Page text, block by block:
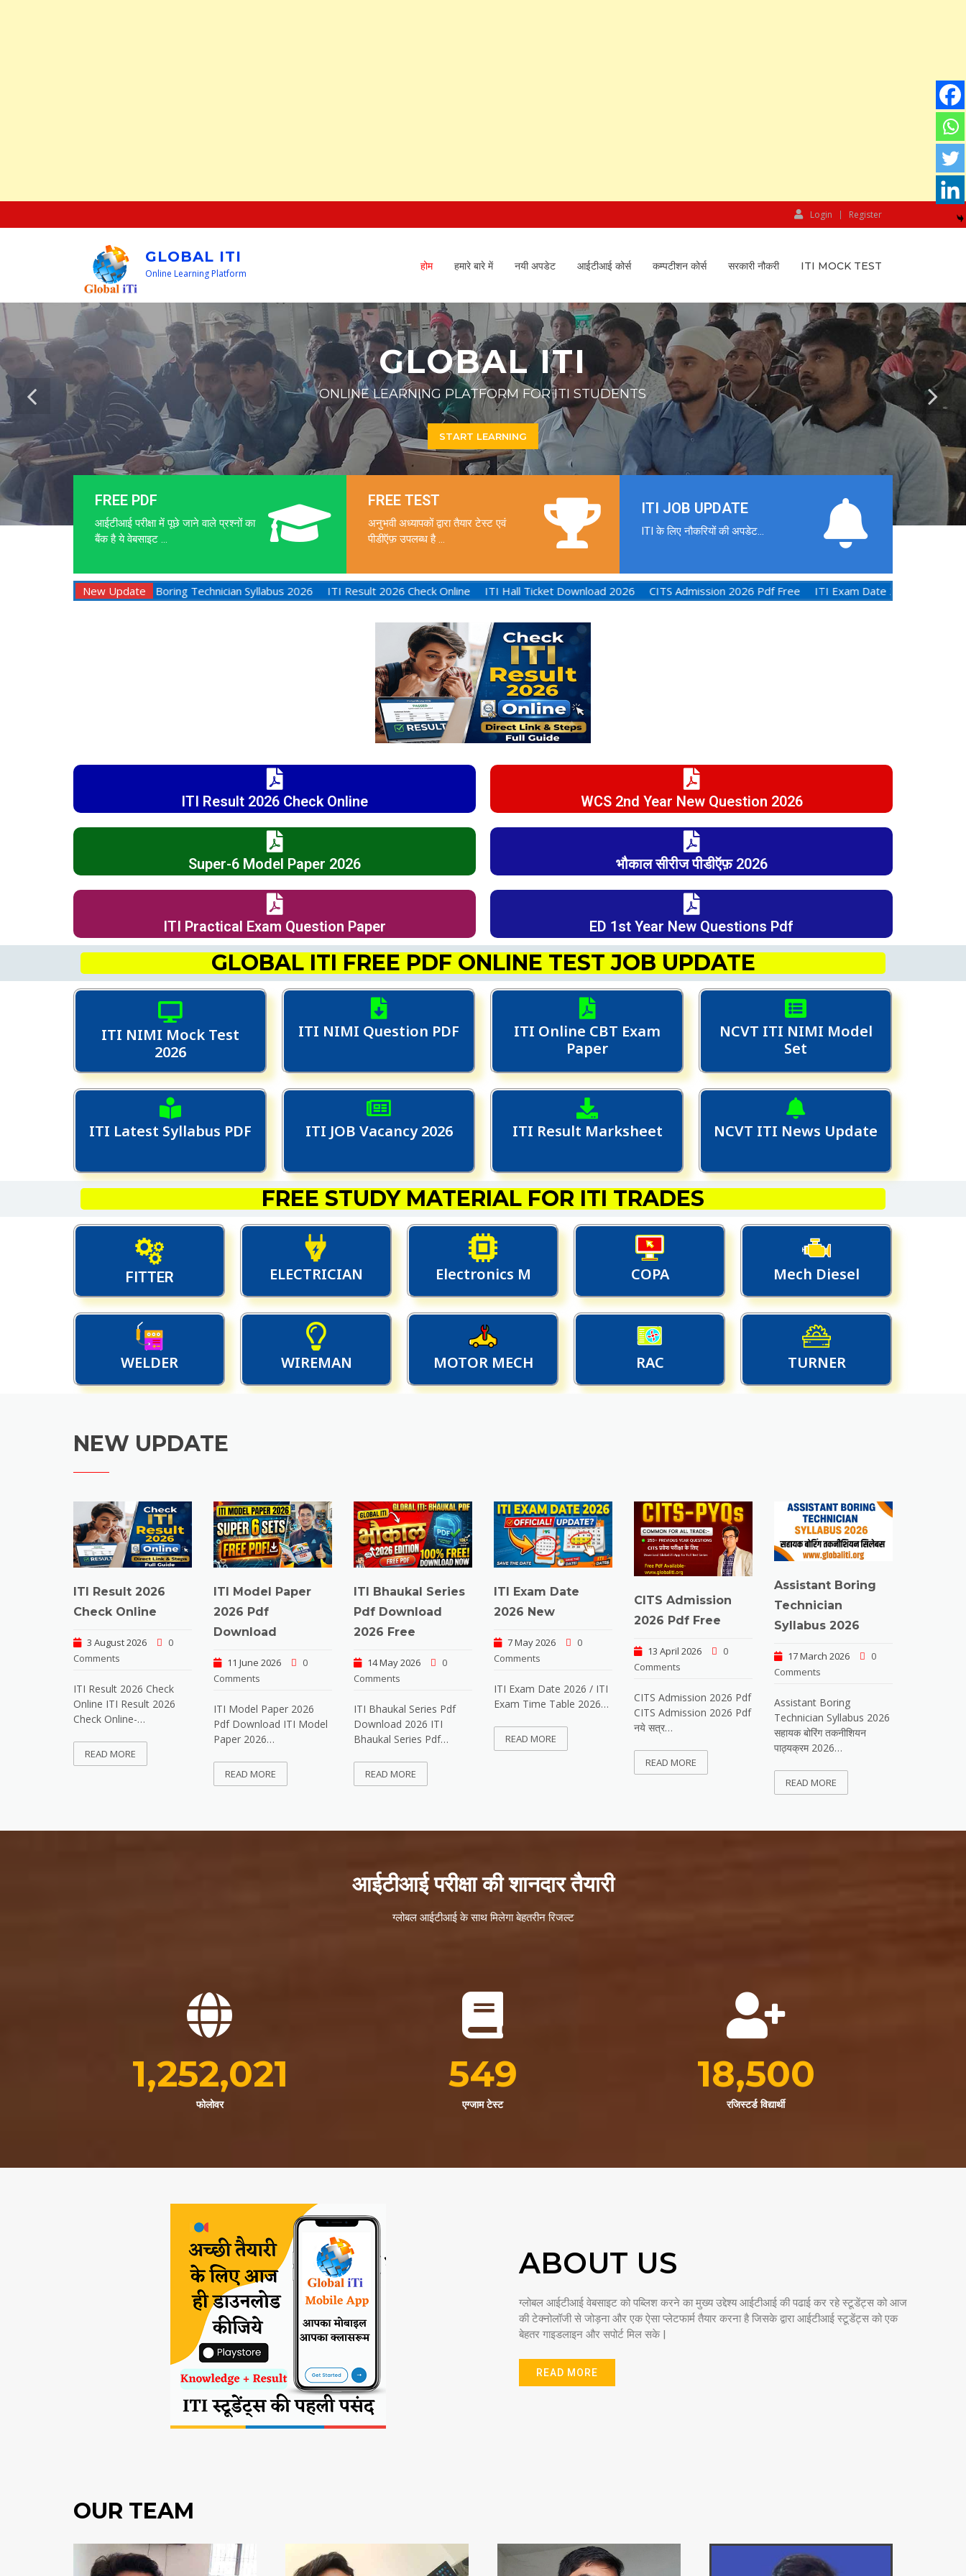
Login Register
GLOBAL ITI
Online Learning Platform
होम हमारे बारे में नयी अपडेट आईटीआई कोर्स कम्पटीशन कोर्स सरकारी नौकरी ITI MOCK TEST
GLOBAL ITI
ONLINE LEARNING PLATFORM FOR ITI STUDENTS
START LEARNING
FREE PDF
आईटीआई परीक्षा में पूछे जाने वाले प्रश्नों का
बैंक है ये वेबसाइट ...
FREE TEST
अनुभवी अध्यापकों द्वारा तैयार टेस्ट एवं
पीडीऍफ़ उपलब्ध है ...
ITI JOB UPDATE
ITI के लिए नौकरियों की अपडेट...
New Update
Exam Date 2026 New Assistant Boring Technician Syllabus 2026 ITI Result 2026 Check Online ITI Hall Ticket Download 2026 CITS Admission 2026 Pdf Free ITI Exam Date 2026
ITI Result 2026 Check Online WCS 2nd Year New Question 2026
Super-6 Model Paper 2026 भौकाल सीरीज पीडीऍफ़ 2026
ITI Practical Exam Question Paper ED 1st Year New Questions Pdf
GLOBAL ITI FREE PDF ONLINE TEST JOB UPDATE
ITI NIMI Mock Test
2026
ITI NIMI Question PDF
ITI Online CBT Exam
Paper
NCVT ITI NIMI Model
Set
ITI Latest Syllabus PDF ITI JOB Vacancy 2026 ITI Result Marksheet NCVT ITI News Update
FREE STUDY MATERIAL FOR ITI TRADES
FITTER ELECTRICIAN Electronics M COPA Mech Diesel
WELDER WIREMAN MOTOR MECH RAC TURNER
NEW UPDATE
ITI Result 2026
Check Online
3 August 2026
0
Comments
ITI Result 2026 Check
Online ITI Result 2026
Check Online-…
READ MORE
ITI Model Paper
2026 Pdf
Download
11 June 2026
0
Comments
ITI Model Paper 2026
Pdf Download ITI Model
Paper 2026…
READ MORE
ITI Bhaukal Series
Pdf Download
2026 Free
14 May 2026
0
Comments
ITI Bhaukal Series Pdf
Download 2026 ITI
Bhaukal Series Pdf…
READ MORE
ITI Exam Date
2026 New
7 May 2026
0
Comments
ITI Exam Date 2026 / ITI
Exam Time Table 2026…
READ MORE
CITS Admission
2026 Pdf Free
13 April 2026
0
Comments
CITS Admission 2026 Pdf
CITS Admission 2026 Pdf
नये सत्र…
READ MORE
Assistant Boring
Technician
Syllabus 2026
17 March 2026
0
Comments
Assistant Boring
Technician Syllabus 2026
सहायक बोरिंग तकनीशियन
पाठ्यक्रम 2026…
READ MORE
आईटीआई परीक्षा की शानदार तैयारी
ग्लोबल आईटीआई के साथ मिलेगा बेहतरीन रिजल्ट
फोलोवर
1,252,021
एग्जाम टेस्ट
549
रजिस्टर्ड विद्यार्थी
18,500
ABOUT US
ग्लोबल आईटीआई वेबसाइट को पब्लिश करने का मुख्य उद्देश्य आईटीआई की पढाई कर रहे स्टूडेंट्स को आज
की टेक्नोलॉजी से जोड़ना और एक ऐसा प्लेटफार्म तैयार करना है जिसके द्वारा आईटीआई स्टूडेंट्स को एक
बेहतर गाइडलाइन और सपोर्ट मिल सके |
READ MORE
OUR TEAM